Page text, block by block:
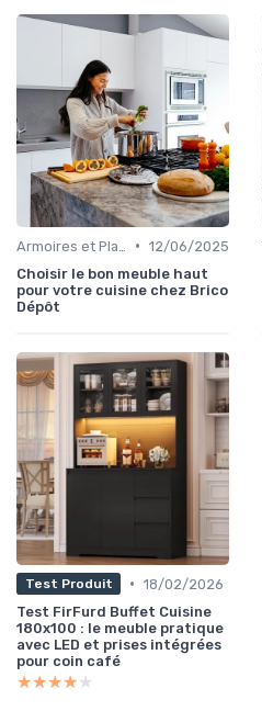
• 12/06/2025
Choisir le bon meuble haut
pour votre cuisine chez Brico
Dépôt
Test Produit • 18/02/2026
Test FirFurd Buffet Cuisine
180x100 : le meuble pratique
avec LED et prises intégrées
pour coin café
★★★★★
★★★★★